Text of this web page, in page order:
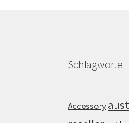
Schlagworte
Accessory